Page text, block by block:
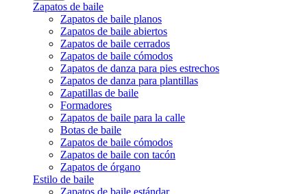
Zapatos de baile
Zapatos de baile planos
Zapatos de baile abiertos
Zapatos de baile cerrados
Zapatos de baile cómodos
Zapatos de danza para pies estrechos
Zapatos de danza para plantillas
Zapatillas de baile
Formadores
Zapatos de baile para la calle
Botas de baile
Zapatos de baile cómodos
Zapatos de baile con tacón
Zapatos de órgano
Estilo de baile
Zapatos de baile estándar